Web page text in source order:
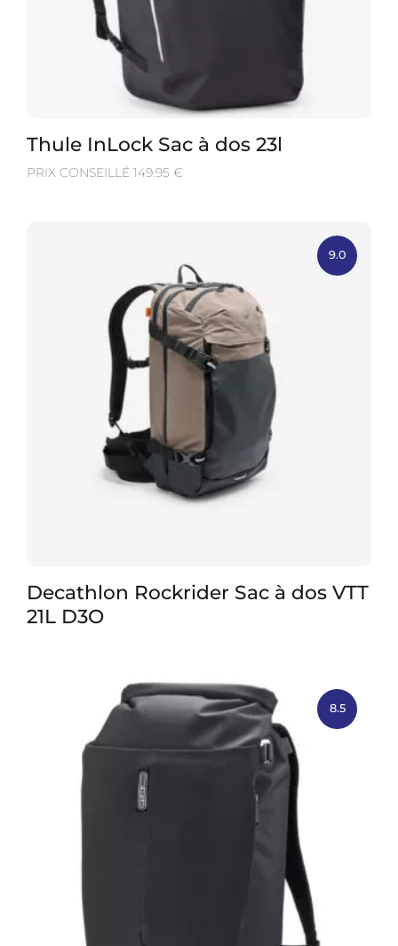
Thule InLock Sac à dos 23l
PRIX CONSEILLÉ 149.95 €
9.0
Decathlon Rockrider Sac à dos VTT
21L D3O
8.5